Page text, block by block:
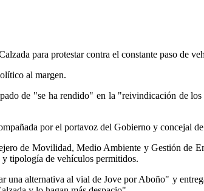
para protestar contra el constante paso de
al margen.
de "se ha rendido" en la "reivindicación de
por el portavoz del Gobierno y concejal
de Movilidad, Medio Ambiente y Gestión de
tipología de vehículos permitidos.
alternativa al vial de Jove por Aboño" y